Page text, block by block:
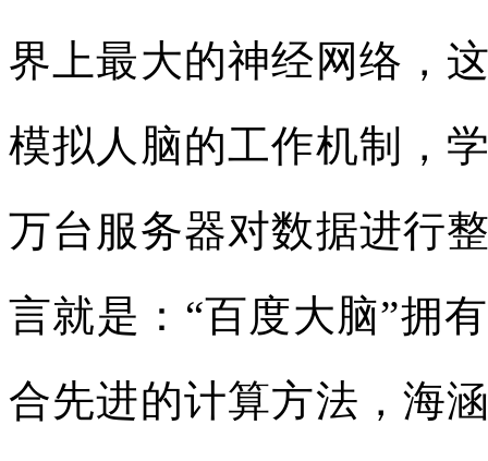
界上最大的神经网络，
模拟人脑的工作机制，
万台 服务器对数据进行
言就是：“百度大脑”拥
合先进的计算方法，海